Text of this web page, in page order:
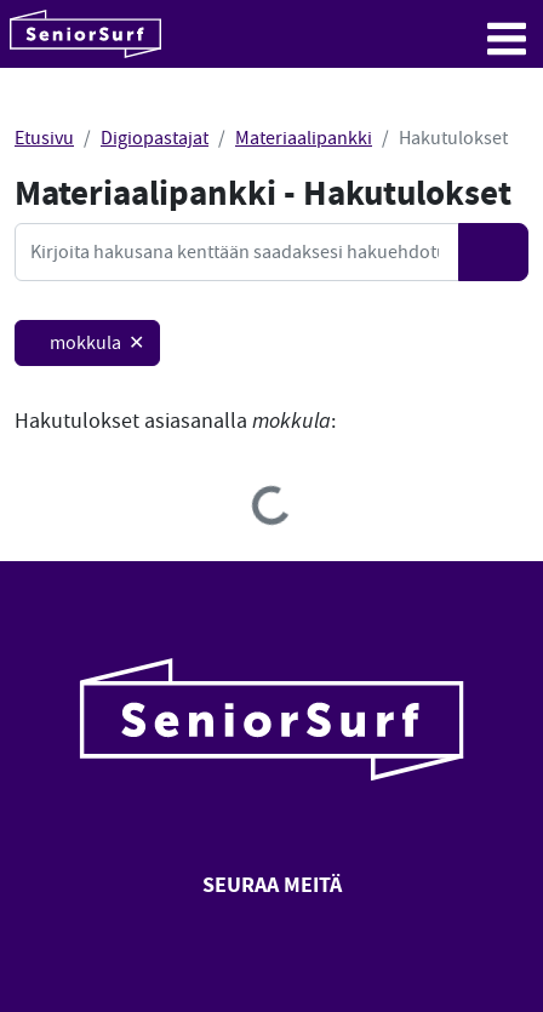
Hyppää sisältöön
Etusivu Digiopastajat Materiaalipankki Hakutulokset
Materiaalipankki - Hakutulokset
Haku
Hae
mokkula ✕
Hakutulokset asiasanalla mokkula:
Loading...
SEURAA MEITÄ